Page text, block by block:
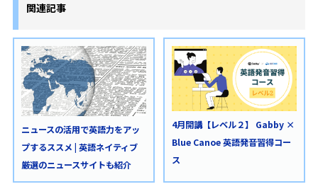
関連記事
ニュースの活用で英語力をアッ
プするススメ | 英語ネイティブ
厳選のニュースサイトも紹介
4月開講【レベル２】 Gabby ×
Blue Canoe 英語発音習得コー
ス